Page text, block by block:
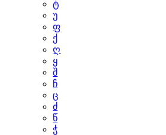
ტ
უ
ფ
ქ
ღ
ყ
შ
ჩ
ც
ძ
წ
ჭ